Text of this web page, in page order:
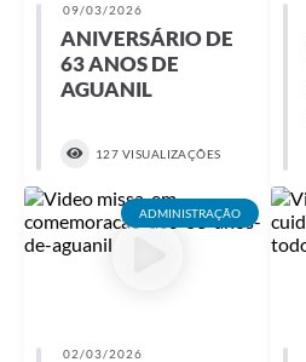
09/03/2026
ANIVERSÁRIO DE
63 ANOS DE
AGUANIL
127 VISUALIZAÇÕES
ADMINISTRAÇÃO
02/03/2026